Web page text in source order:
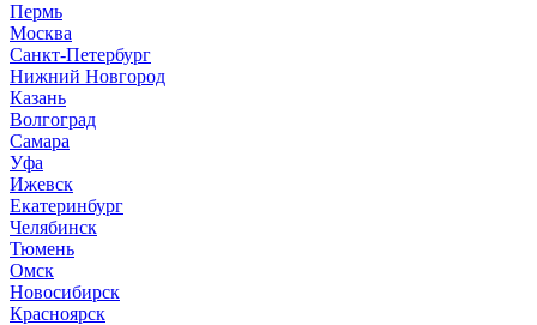
Пермь
Москва
Санкт-Петербург
Нижний Новгород
Казань
Волгоград
Самара
Уфа
Ижевск
Екатеринбург
Челябинск
Тюмень
Омск
Новосибирск
Красноярск